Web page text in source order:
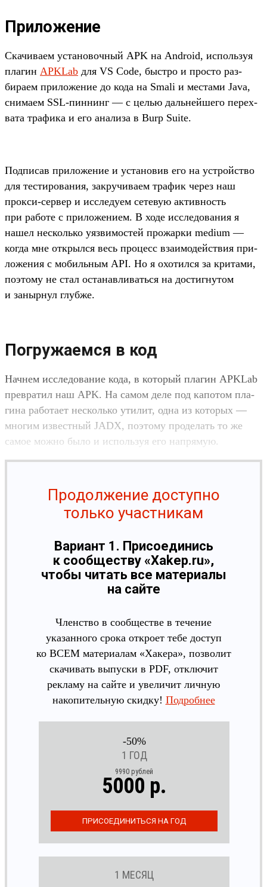
Приложение
Ска­чива­ем уста­новоч­ный APK на Android, исполь­зуя
пла­гин APKLab для VS Code, быс­тро и прос­то раз­
бира­ем при­ложе­ние до кода на Smali и мес­тами Java,
сни­маем SSL-пин­нинг — с целью даль­нейше­го перех­
вата тра­фика и его ана­лиза в Burp Suite.
Под­писав при­ложе­ние и уста­новив его на устрой­ство
для тес­тирова­ния, зак­ручива­ем тра­фик через наш
прок­си‑сер­вер и иссле­дуем сетевую активность
при работе с при­ложе­нием. В ходе иссле­дова­ния я
нашел нес­коль­ко уяз­вимос­тей про­жар­ки medium —
ког­да мне открыл­ся весь про­цесс вза­имо­дей­ствия при­
ложе­ния с мобиль­ным API. Но я охо­тил­ся за кри­тами,
поэто­му не стал оста­нав­ливать­ся на дос­тигну­том
и заныр­нул глуб­же.
Погружаемся в код
Нач­нем иссле­дова­ние кода, в который пла­гин APKLab
прев­ратил наш APK. На самом деле под капотом пла­
гина работа­ет нес­коль­ко ути­лит, одна из которых —
мно­гим извес­тный JADX, поэто­му про­делать то же
самое мож­но было и исполь­зуя его нап­рямую.
Продолжение доступно
только участникам
Вариант 1. Присоединись
к сообществу «Xakep.ru»,
чтобы читать все материалы
на сайте
Членство в сообществе в течение
указанного срока откроет тебе доступ
ко ВСЕМ материалам «Хакера», позволит
скачивать выпуски в PDF, отключит
рекламу на сайте и увеличит личную
накопительную скидку! Подробнее
-50%
1 ГОД
9990 рублей
5000 р.
1 МЕСЯЦ